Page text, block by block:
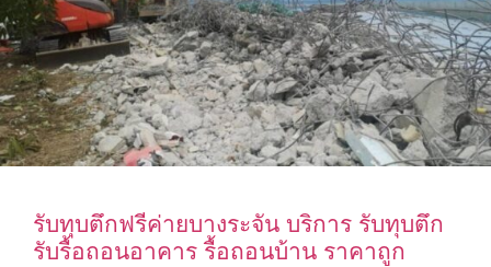
รับทุบตึกฟรีค่ายบางระจัน บริการ รับทุบตึก
รับรื้อถอนอาคาร รื้อถอนบ้าน ราคาถูก